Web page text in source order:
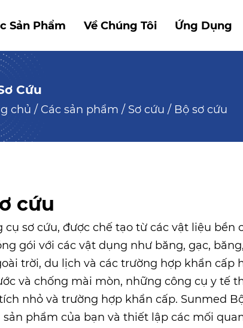
Sản Phẩm Về Chúng Tôi Ứng Dụng
Cứu
chủ / Các sản phẩm / Sơ cứu / Bộ sơ cứu
cứu
cụ sơ cứu, được chế tạo từ các vật liệu bền
gói với các vật dụng như băng, gạc,
trời, du lịch và các trường hợp khẩn cấp
và chống mài mòn, những công cụ y tế
nhỏ và trường hợp khẩn cấp. Sunmed
sản phẩm của bạn và thiết lập các mối